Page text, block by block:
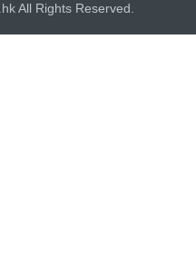
All Rights Reserved.